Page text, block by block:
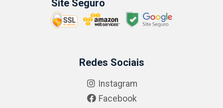
Site Seguro
Redes Sociais
Instagram
Facebook